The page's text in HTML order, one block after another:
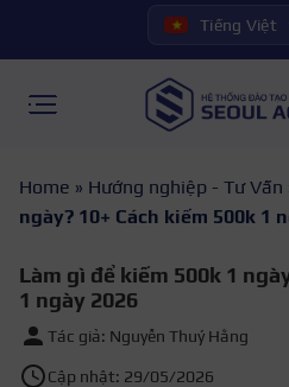
Tiếng Việt
Home » Hướng nghiệp - Tư Vấn
ngày? 10+ Cách kiếm 500k 1
Làm gì để kiếm 500k 1
1 ngày 2026
Tác giả: Nguyễn Thuý Hằng
Cập nhật: 29/05/2026